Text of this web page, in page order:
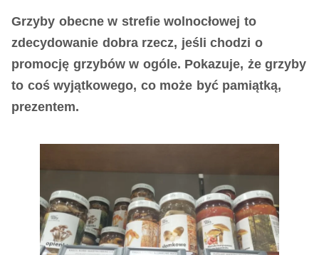
Grzyby obecne w strefie wolnocłowej to
zdecydowanie dobra rzecz, jeśli chodzi o
promocję grzybów w ogóle. Pokazuje, że grzyby
to coś wyjątkowego, co może być pamiątką,
prezentem.